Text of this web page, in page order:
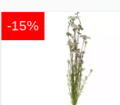
-15%